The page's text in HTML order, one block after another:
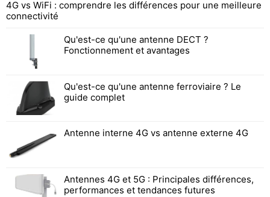
4G vs WiFi : comprendre les différences pour une meilleure
connectivité
Qu'est-ce qu'une antenne DECT ?
Fonctionnement et avantages
Qu'est-ce qu'une antenne ferroviaire ? Le
guide complet
Antenne interne 4G vs antenne externe 4G
Antennes 4G et 5G : Principales différences,
performances et tendances futures